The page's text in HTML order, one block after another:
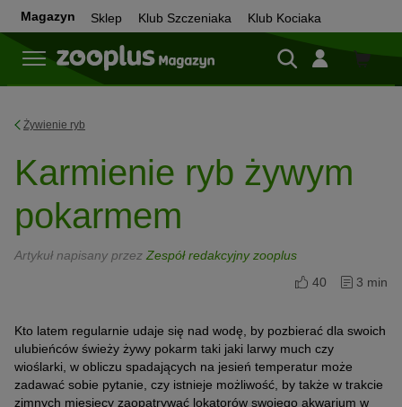
Magazyn Sklep Klub Szczeniaka Klub Kociaka
Sklep
Żywienie ryb
Karmienie ryb żywym
pokarmem
Artykuł napisany przez Zespół redakcyjny zooplus
40
3 min
Kto latem regularnie udaje się nad wodę, by pozbierać dla swoich
ulubieńców świeży żywy pokarm taki jaki larwy much czy
wioślarki, w obliczu spadających na jesień temperatur może
zadawać sobie pytanie, czy istnieje możliwość, by także w trakcie
zimnych miesięcy zaopatrywać lokatorów swojego akwarium w